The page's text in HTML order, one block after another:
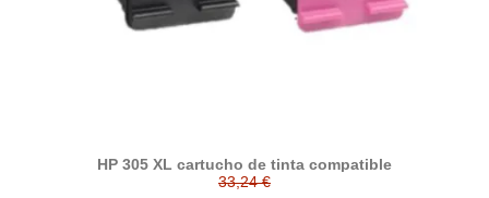
HP 305 XL cartucho de tinta compatible
33,24 €